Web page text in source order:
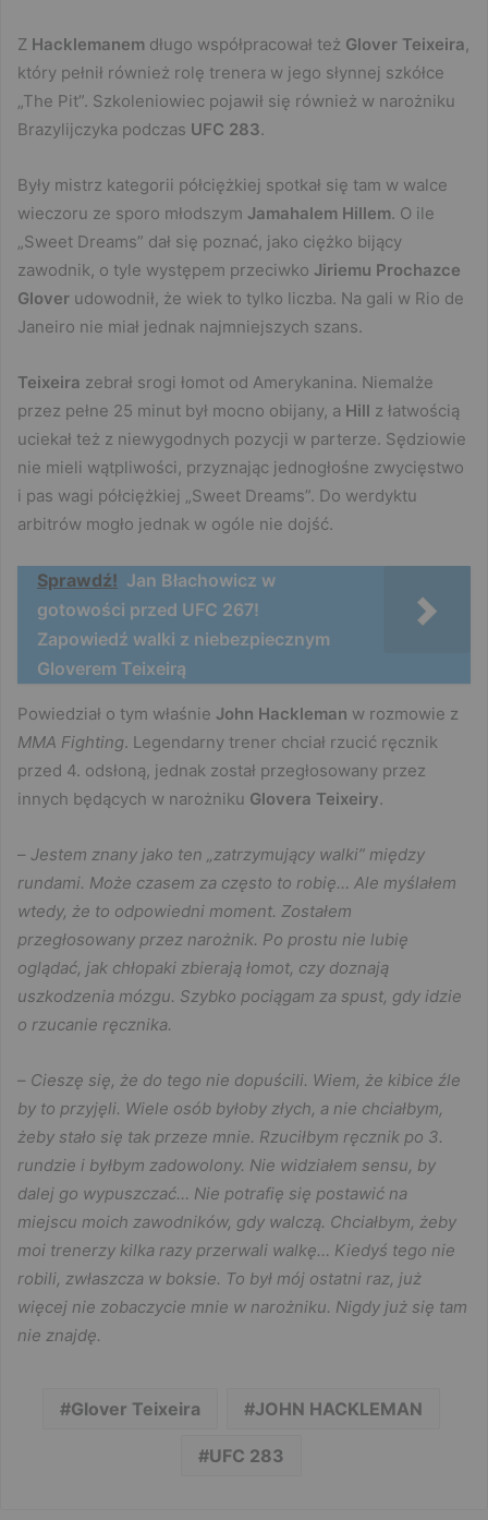
Z Hacklemanem długo współpracował też Glover Teixeira,
który pełnił również rolę trenera w jego słynnej szkółce
„The Pit”. Szkoleniowiec pojawił się również w narożniku
Brazylijczyka podczas UFC 283.
Były mistrz kategorii półciężkiej spotkał się tam w walce
wieczoru ze sporo młodszym Jamahalem Hillem. O ile
„Sweet Dreams” dał się poznać, jako ciężko bijący
zawodnik, o tyle występem przeciwko Jiriemu Prochazce
Glover udowodnił, że wiek to tylko liczba. Na gali w Rio de
Janeiro nie miał jednak najmniejszych szans.
Teixeira zebrał srogi łomot od Amerykanina. Niemalże
przez pełne 25 minut był mocno obijany, a Hill z łatwością
uciekał też z niewygodnych pozycji w parterze. Sędziowie
nie mieli wątpliwości, przyznając jednogłośne zwycięstwo
i pas wagi półciężkiej „Sweet Dreams”. Do werdyktu
arbitrów mogło jednak w ogóle nie dojść.
Sprawdź! Jan Błachowicz w
gotowości przed UFC 267!
Zapowiedź walki z niebezpiecznym
Gloverem Teixeirą
Powiedział o tym właśnie John Hackleman w rozmowie z
MMA Fighting. Legendarny trener chciał rzucić ręcznik
przed 4. odsłoną, jednak został przegłosowany przez
innych będących w narożniku Glovera Teixeiry.
– Jestem znany jako ten „zatrzymujący walki” między
rundami. Może czasem za często to robię… Ale myślałem
wtedy, że to odpowiedni moment. Zostałem
przegłosowany przez narożnik. Po prostu nie lubię
oglądać, jak chłopaki zbierają łomot, czy doznają
uszkodzenia mózgu. Szybko pociągam za spust, gdy idzie
o rzucanie ręcznika.
– Cieszę się, że do tego nie dopuścili. Wiem, że kibice źle
by to przyjęli. Wiele osób byłoby złych, a nie chciałbym,
żeby stało się tak przeze mnie. Rzuciłbym ręcznik po 3.
rundzie i byłbym zadowolony. Nie widziałem sensu, by
dalej go wypuszczać… Nie potrafię się postawić na
miejscu moich zawodników, gdy walczą. Chciałbym, żeby
moi trenerzy kilka razy przerwali walkę… Kiedyś tego nie
robili, zwłaszcza w boksie. To był mój ostatni raz, już
więcej nie zobaczycie mnie w narożniku. Nigdy już się tam
nie znajdę.
Glover Teixeira JOHN HACKLEMAN
UFC 283